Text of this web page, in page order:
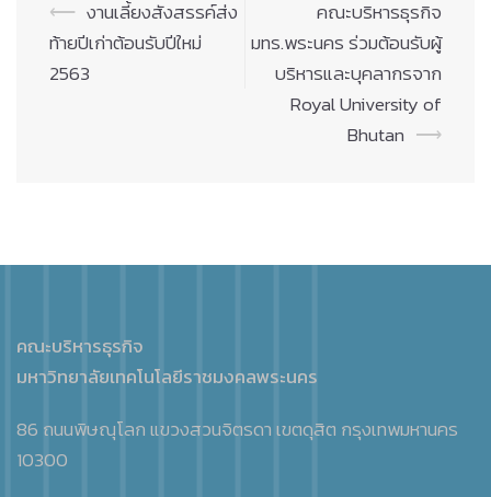
Post
navigation
⟵ งานเลี้ยงสังสรรค์ส่ง
ท้ายปีเก่าต้อนรับปีใหม่
2563
คณะบริหารธุรกิจ​
มทร.พระนคร​ ร่วมต้อนรับผู้
บริหารและบุคลากร​จาก
Royal University of
Bhutan ⟶
คณะบริหารธุรกิจ
มหาวิทยาลัยเทคโนโลยีราชมงคลพระนคร
86 ถนนพิษณุโลก แขวงสวนจิตรดา เขตดุสิต กรุงเทพมหานคร
10300